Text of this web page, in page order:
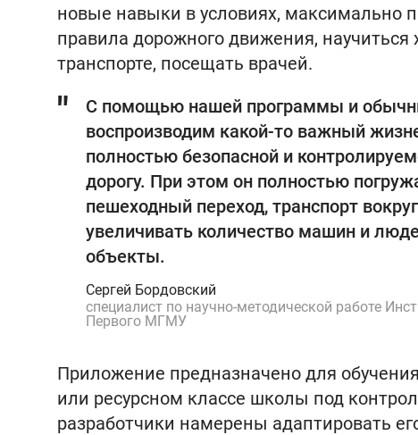
новые навыки в условиях, максимально
правила дорожного движения,
транспорте, посещать врачей.
С помощью нашей программы и
воспроизводим какой-то важный
полностью безопасной и
дорогу. При этом он полностью
пешеходный переход, транспорт
увеличивать количество машин и
объекты.
Сергей Бордовский
специалист по научно-методической работе
Первого МГМУ
Приложение предназначено для
или ресурсном классе школы под
разработчики намерены адаптировать